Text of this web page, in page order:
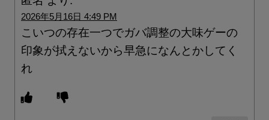
2026年5月16日 4:49 PM
こいつの存在一つでガバ調整の大味ゲーの
印象が拭えないから早急になんとかしてく
れ